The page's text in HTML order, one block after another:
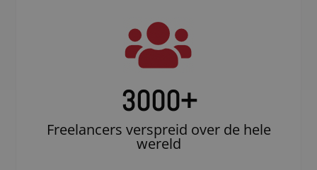
3000+
Freelancers verspreid over de hele
wereld